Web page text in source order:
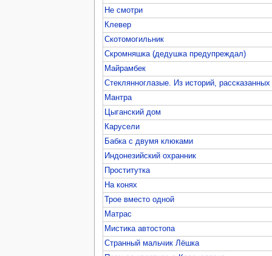
Не смотри
Клевер
Скотомогильник
Скромняшка (дедушка предупреждал)
Майрамбек
Стеклянноглазые. Из историй,
Мантра
Цыганский дом
Карусели
Бабка с двумя клюками
Индонезийский охранник
Проститутка
На конях
Трое вместо одной
Матрас
Мистика автостопа
Странный мальчик Лёшка